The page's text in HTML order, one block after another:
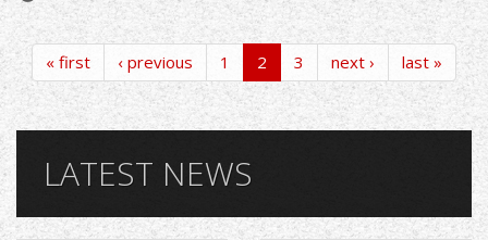
« first ‹ previous 1 2 3 next › last »
LATEST NEWS